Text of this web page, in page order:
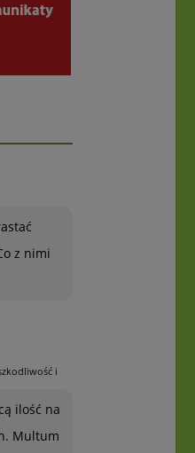
z nimi
i
ilość na
Multum